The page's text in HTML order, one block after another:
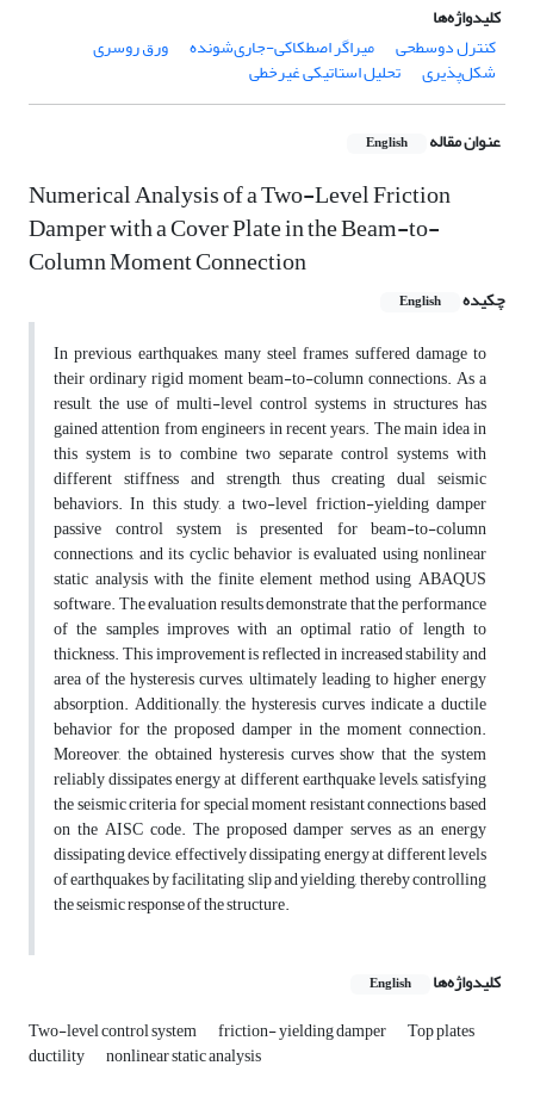
کلیدواژه‌ها
کنترل دوسطحی
میراگر اصطکاکی-جاری‌شونده ورق روسری
شکل‌پذیری تحلیل استاتیکی غیرخطی
عنوان مقاله English
Numerical Analysis of a Two-Level Friction
Damper with a Cover Plate in the Beam-to-
Column Moment Connection
چکیده English
In previous earthquakes, many steel frames suffered damage to
their ordinary rigid moment beam-to-column connections. As a
result, the use of multi-level control systems in structures has
gained attention from engineers in recent years. The main idea in
this system is to combine two separate control systems with
different stiffness and strength, thus creating dual seismic
behaviors. In this study, a two-level friction-yielding damper
passive control system is presented for beam-to-column
connections, and its cyclic behavior is evaluated using nonlinear
static analysis with the finite element method using ABAQUS
software. The evaluation results demonstrate that the performance
of the samples improves with an optimal ratio of length to
thickness. This improvement is reflected in increased stability and
area of the hysteresis curves, ultimately leading to higher energy
absorption. Additionally, the hysteresis curves indicate a ductile
behavior for the proposed damper in the moment connection.
Moreover, the obtained hysteresis curves show that the system
reliably dissipates energy at different earthquake levels, satisfying
the seismic criteria for special moment resistant connections based
on the AISC code. The proposed damper serves as an energy
dissipating device, effectively dissipating energy at different levels
of earthquakes by facilitating slip and yielding, thereby controlling
the seismic response of the structure.
کلیدواژه‌ها English
Two-level control system friction- yielding damper Top plates
ductility nonlinear static analysis